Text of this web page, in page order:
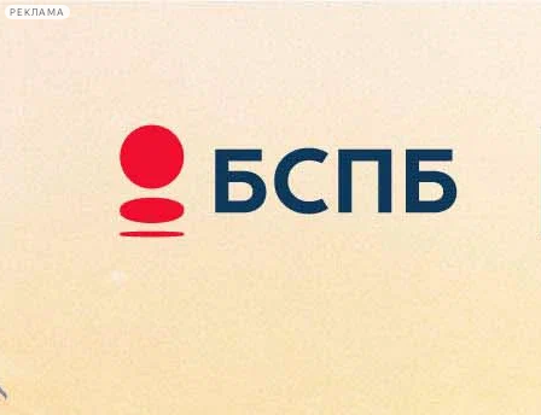
РЕКЛАМА
Сегодня:
2026.08.09
04:07
Афиша Plus